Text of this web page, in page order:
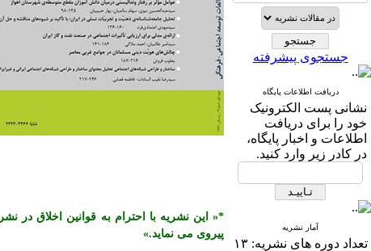
جستجوی پیشرفته
دریافت اطلاعات پایگاه
نشانی پست الكترونیک
خود را برای دریافت
اطلاعات و اخبار پایگاه،
در كادر زیر وارد كنید.
آمار نشریه
تعداد دوره های نشریه:۱۳
پیروی می نماید.»